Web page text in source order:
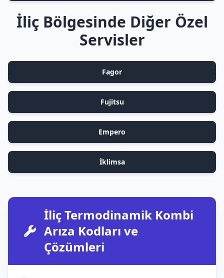
İliç Bölgesinde Diğer Özel
Servisler
Fagor
Fujitsu
Empero
İklimsa
İliç Termodinamik Kombi
Arıza Kodları ve
Çözümleri